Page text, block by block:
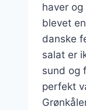
haver
blevet
danske
salat er
sund og
perfekt